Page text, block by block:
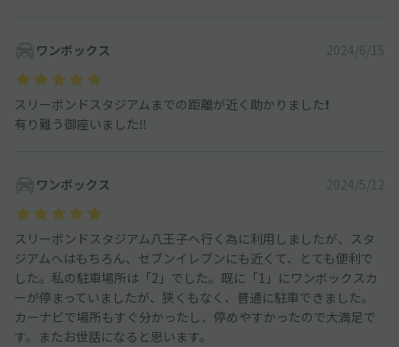
ワンボックス 2024/6/15
スリーボンドスタジアムまでの距離が近く助かりました❗
有り難う御座いました‼️
ワンボックス 2024/5/12
スリーボンドスタジアム八王子へ行く為に利用しましたが、スタ
ジアムへはもちろん、セブンイレブンにも近くて、とても便利で
した。私の駐車場所は「2」でした。既に「1」にワンボックスカ
ーが停まっていましたが、狭くもなく、普通に駐車できました。
カーナビで場所もすぐ分かったし、停めやすかったので大満足で
す。またお世話になると思います。